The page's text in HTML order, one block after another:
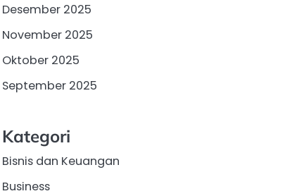
Desember 2025
November 2025
Oktober 2025
September 2025
Kategori
Bisnis dan Keuangan
Business